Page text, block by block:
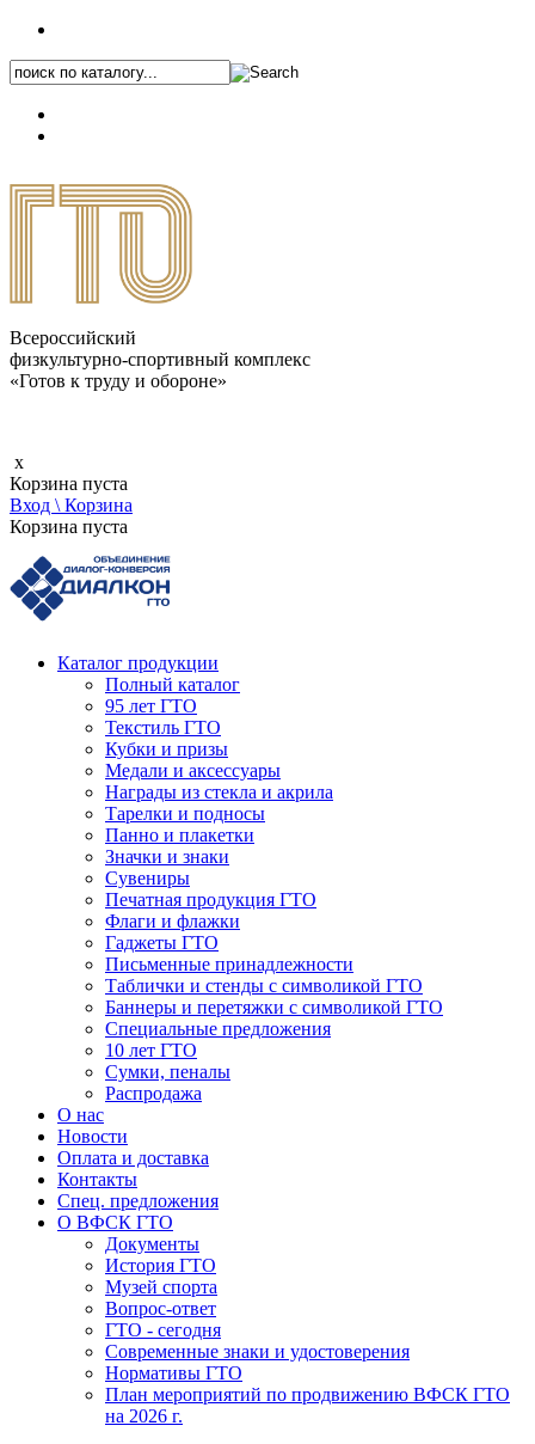
Всероссийский
физкультурно-спортивный комплекс
«Готов к труду и обороне»
x
Корзина пуста
Вход \ Корзина
Корзина пуста
Каталог продукции
Полный каталог
95 лет ГТО
Текстиль ГТО
Кубки и призы
Медали и аксессуары
Награды из стекла и акрила
Тарелки и подносы
Панно и плакетки
Значки и знаки
Сувениры
Печатная продукция ГТО
Флаги и флажки
Гаджеты ГТО
Письменные принадлежности
Таблички и стенды с символикой ГТО
Баннеры и перетяжки с символикой ГТО
Специальные предложения
10 лет ГТО
Сумки, пеналы
Распродажа
О нас
Новости
Оплата и доставка
Контакты
Спец. предложения
О ВФСК ГТО
Документы
История ГТО
Музей спорта
Вопрос-ответ
ГТО - сегодня
Современные знаки и удостоверения
Нормативы ГТО
План мероприятий по продвижению ВФСК ГТО
на 2026 г.